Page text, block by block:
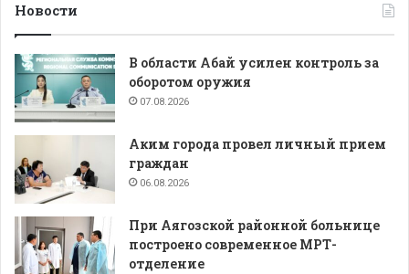
Новости
В области Абай усилен контроль за
оборотом оружия
07.08.2026
Аким города провел личный прием
граждан
06.08.2026
При Аягозской районной больнице
построено современное МРТ-
отделение